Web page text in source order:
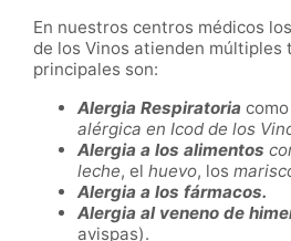
En nuestros centros médicos
de los Vinos atienden múltiples
principales son:
Alergia Respiratoria
alérgica en Icod de los
Alergia a los alimentos
leche, el huevo, los
Alergia a los fármacos.
Alergia al veneno de
avispas).